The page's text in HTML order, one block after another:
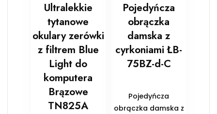
Ultralekkie
tytanowe
okulary zerówki
z filtrem Blue
Light do
komputera
Brązowe
TN825A
Pojedyńcza
obrączka
damska z
cyrkoniami ŁB-
75BZ-d-C
Pojedyńcza
obrączka damska z